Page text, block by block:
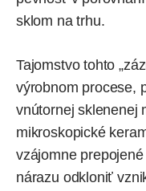
sklom na trhu.
Tajomstvo tohto
výrobnom procese,
vnútornej sklenenej
mikroskopické
vzájomne
nárazu odkloniť